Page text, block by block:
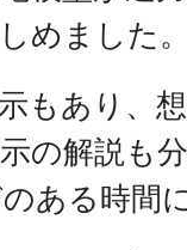
めました
もあり、
の解説も
ある時間